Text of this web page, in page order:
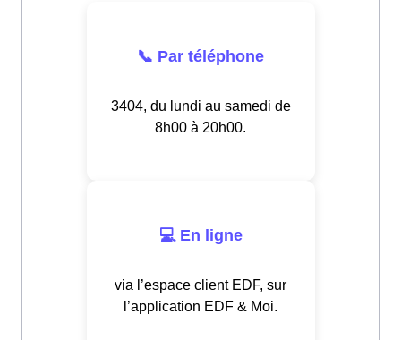
📞 Par téléphone
3404, du lundi au samedi de
8h00 à 20h00.
💻 En ligne
via l’espace client EDF, sur
l’application EDF & Moi.